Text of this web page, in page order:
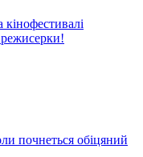
режисерки!
почнеться обіцяний